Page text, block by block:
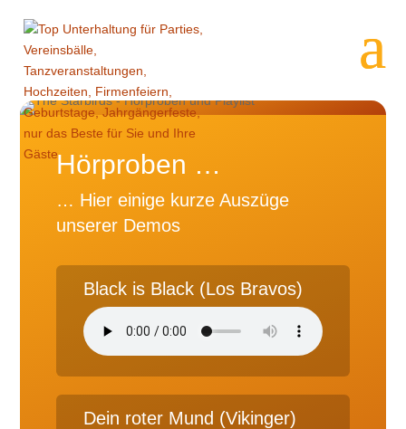
Hörproben …
… Hier einige kurze Auszüge
unserer Demos
Black is Black (Los Bravos)
Dein roter Mund (Vikinger)